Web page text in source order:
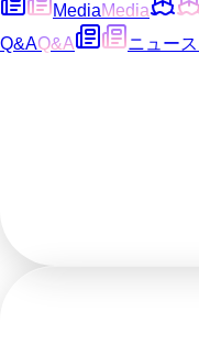
MediaMedia
Q&AQ&A ニュース